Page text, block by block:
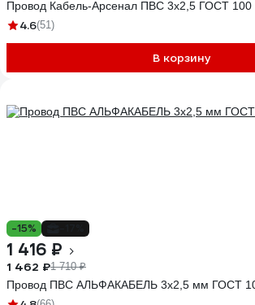
Провод Кабель-Арсенал ПВС 3х2,5 ГОСТ 100
4.6(51)
В корзину
-15%
1 416 ₽
1 462 ₽1 710 ₽
Провод ПВС АЛЬФАКАБЕЛЬ 3х2,5 мм ГОСТ